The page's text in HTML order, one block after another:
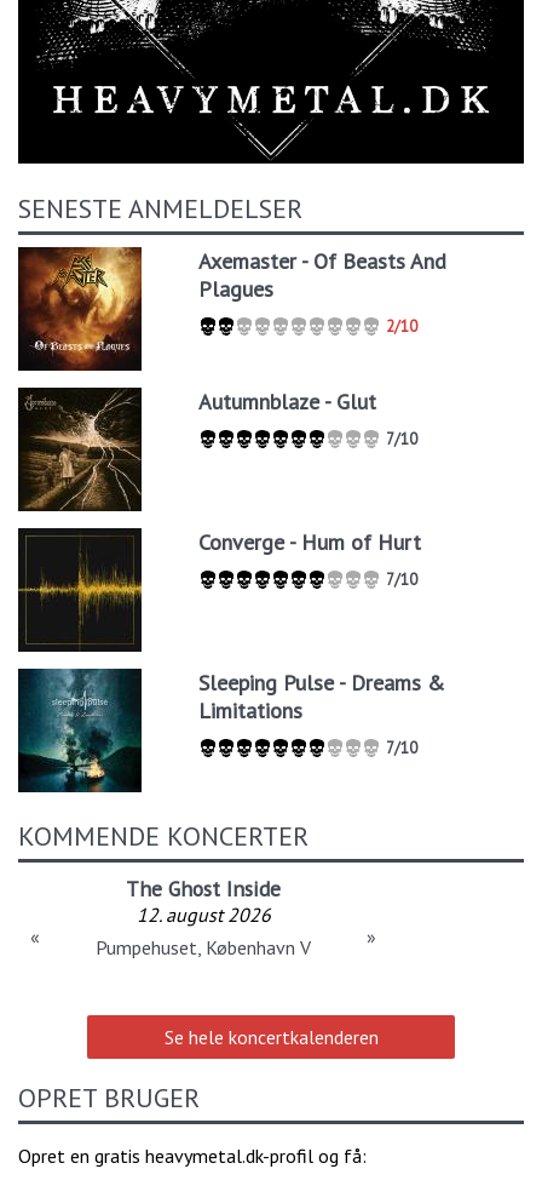
SENESTE ANMELDELSER
Axemaster - Of Beasts And
Plagues
2/10
Autumnblaze - Glut
7/10
Converge - Hum of Hurt
7/10
Sleeping Pulse - Dreams &
Limitations
7/10
KOMMENDE KONCERTER
The Ghost Inside
12. august 2026
Pumpehuset, København V
« »
Se hele koncertkalenderen
OPRET BRUGER
Opret en gratis heavymetal.dk-profil og få: